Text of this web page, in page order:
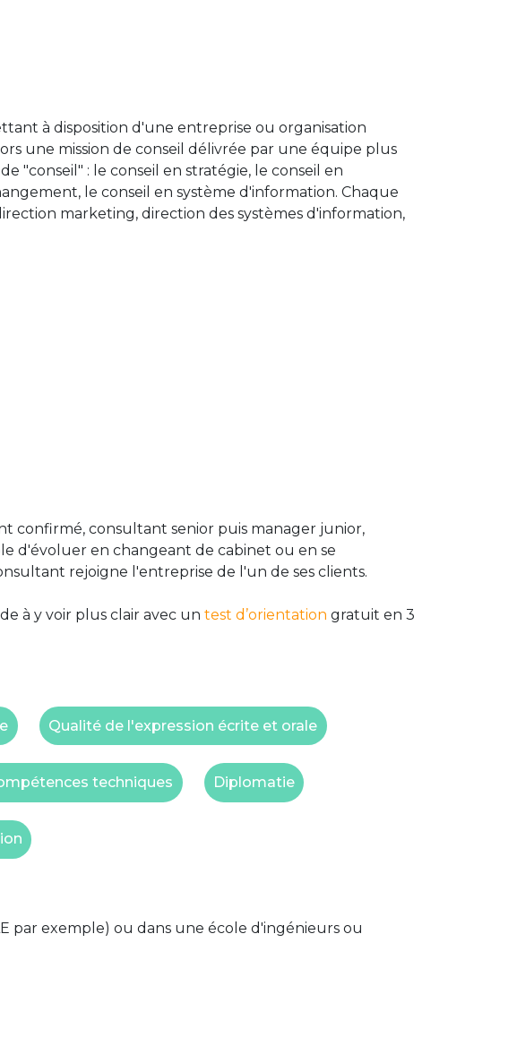
à disposition d'une entreprise ou organisation
une mission de conseil délivrée par une équipe plus
"conseil" : le conseil en stratégie, le conseil en
le conseil en système d'information. Chaque
marketing, direction des systèmes d'information,
confirmé, consultant senior puis manager junior,
d'évoluer en changeant de cabinet ou en se
rejoigne l'entreprise de l'un de ses clients.
à y voir plus clair avec un test d’orientation gratuit en 3
Qualité de l'expression écrite et orale
techniques Diplomatie
par exemple) ou dans une école d'ingénieurs ou